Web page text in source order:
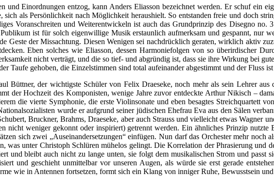
und Einordnungen entzog, kann Anders Eliasson bezeichnet werden. Er schuf ein
sich als Persönlichkeit nach Möglichkeit heraushielt. So entstanden freie und doch
Voranschreiten und Weiterentwickeln ist auch das Grundprinzip des Disegno
ist für solch eigenwillige Musik erstaunlich aufmerksam und gespannt, nur
Geste der Missachtung. Diesen Wenigen sei nachdrücklich geraten, wirklich aktiv
Eben solches wie Eliasson, dessen Harmoniefolgen von so überirdischer
nicht verträgt, und die so tief- und abgründig ist, dass sie ihre Wirkung bei
Taufe gehoben, die Einzelstimmen sind total aufeinander abgestimmt und der Fluss
Büttner, der wichtigste Schüler von Felix Draeseke, noch mehr als sein Lehrer
der Hochzeit des Komponisten, wenige Jahre zuvor entdeckte Arthur Nikisch –
die vierte Symphonie, die erste Violinsonate und eben besagtes Streichquartett
wurde er aufgrund seiner jüdischen Ehefrau Eva aus den Sälen
Bruckner, Brahms, Draeseke, aber auch Strauss und vielleicht etwas Wagner
nicht weniger gekonnt oder inspiriert) getrennt werden. Ein ähnliches Prinzip nutzte
sich zwei „Auseinandersetzungen“ einfügen. Nun darf das Orchester mehr noch
was unter Christoph Schlüren mühelos gelingt. Die Korrelation der Phrasierung und
und bleibt auch nicht zu lange unten, sie folgt dem musikalischen Strom und
und geschieht unmittelbar vor unseren Augen, als würde sie erst gerade
wie in Antennen fortsetzen, formt sich ein Klang von inniger Ruhe, Bewusstsein